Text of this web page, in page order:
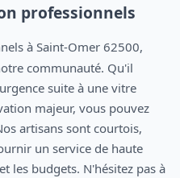
professionnels
communauté. Qu'il
suite à une vitre
majeur, vous pouvez
artisans sont courtois,
un service de haute
les budgets. N'hésitez pas à